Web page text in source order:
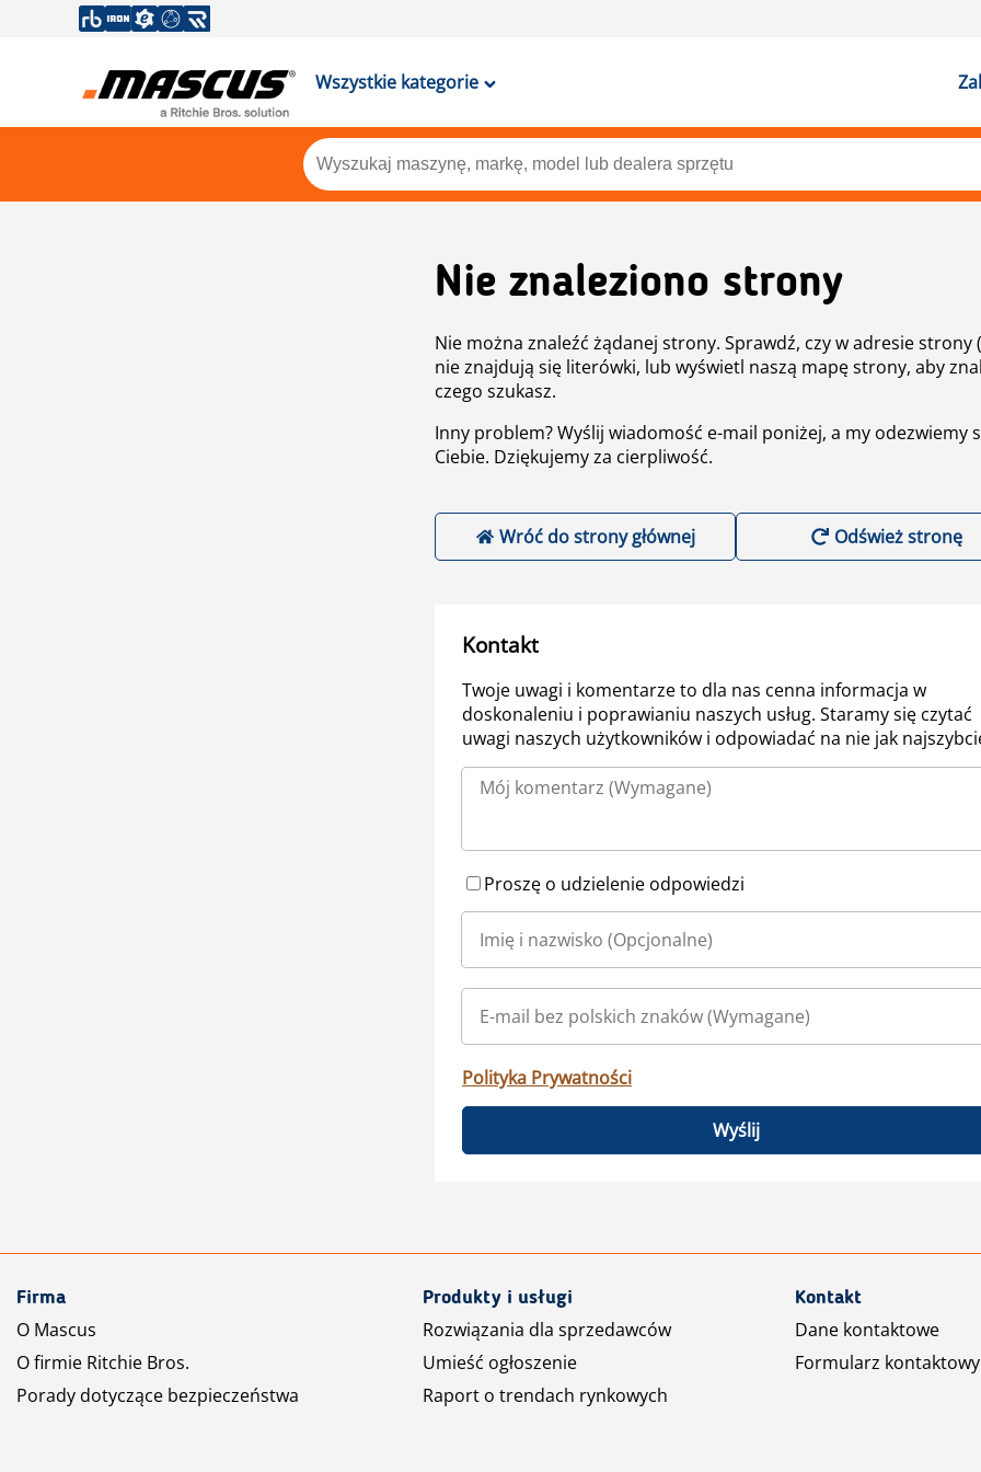
Wszystkie kategorie
Nie znaleziono strony
Nie można znaleźć żądanej strony. Sprawdź, czy w adresie strony
nie znajdują się literówki, lub wyświetl naszą mapę strony, aby
czego szukasz.
Inny problem? Wyślij wiadomość e-mail poniżej, a my odezwiemy
Ciebie. Dziękujemy za cierpliwość.
Wróć do strony głównej Odśwież stronę
Kontakt
Twoje uwagi i komentarze to dla nas cenna informacja w
doskonaleniu i poprawianiu naszych usług. Staramy się czytać
uwagi naszych użytkowników i odpowiadać na nie jak
Proszę o udzielenie odpowiedzi
Polityka Prywatności
Wyślij
Firma
O Mascus
O firmie Ritchie Bros.
Porady dotyczące bezpieczeństwa
Produkty i usługi
Rozwiązania dla sprzedawców
Umieść ogłoszenie
Raport o trendach rynkowych
Kontakt
Dane kontaktowe
Formularz kontaktowy